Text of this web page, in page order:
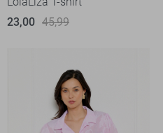
23,00 45,99